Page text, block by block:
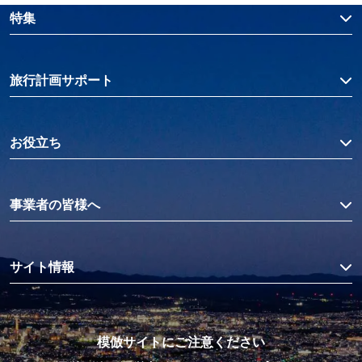
特集
旅行計画サポート
お役立ち
事業者の皆様へ
サイト情報
模倣サイトにご注意ください